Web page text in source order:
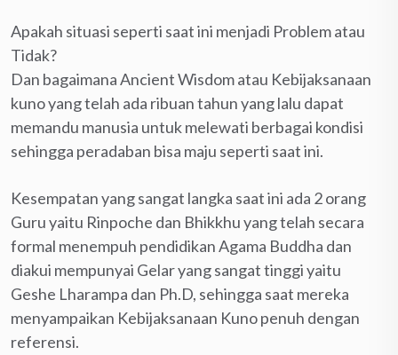
Apakah situasi seperti saat ini menjadi Problem atau
Tidak?
Dan bagaimana Ancient Wisdom atau Kebijaksanaan
kuno yang telah ada ribuan tahun yang lalu dapat
memandu manusia untuk melewati berbagai kondisi
sehingga peradaban bisa maju seperti saat ini.
Kesempatan yang sangat langka saat ini ada 2 orang
Guru yaitu Rinpoche dan Bhikkhu yang telah secara
formal menempuh pendidikan Agama Buddha dan
diakui mempunyai Gelar yang sangat tinggi yaitu
Geshe Lharampa dan Ph.D, sehingga saat mereka
menyampaikan Kebijaksanaan Kuno penuh dengan
referensi.